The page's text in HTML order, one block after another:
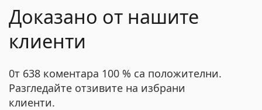
Доказано от нашите
клиенти
0т 638 коментара 100 % са положителни.
Разгледайте отзивите на избрани
клиенти.